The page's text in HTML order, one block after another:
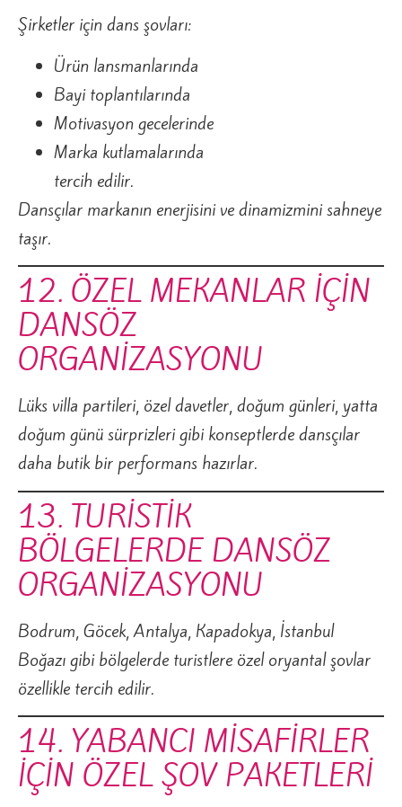
Şirketler için dans şovları:
Ürün lansmanlarında
Bayi toplantılarında
Motivasyon gecelerinde
Marka kutlamalarında
tercih edilir.
Dansçılar markanın enerjisini ve dinamizmini sahneye
taşır.
12. ÖZEL MEKANLAR İÇİN
DANSÖZ
ORGANİZASYONU
Lüks villa partileri, özel davetler, doğum günleri, yatta
doğum günü sürprizleri gibi konseptlerde dansçılar
daha butik bir performans hazırlar.
13. TURİSTİK
BÖLGELERDE DANSÖZ
ORGANİZASYONU
Bodrum, Göcek, Antalya, Kapadokya, İstanbul
Boğazı gibi bölgelerde turistlere özel oryantal şovlar
özellikle tercih edilir.
14. YABANCI MİSAFİRLER
İÇİN ÖZEL ŞOV PAKETLERİ